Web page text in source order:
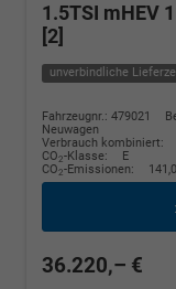
1.5TSI mHEV
[2]
unverbindliche
Fahrzeugnr.: 479021
Neuwagen
Verbrauch kombiniert:
CO2-Klasse:
E
CO2-Emissionen:
36.220,– €